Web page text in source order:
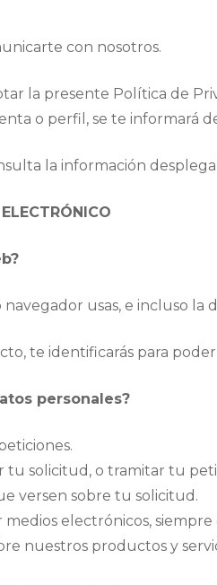
con nosotros.
la presente Política de
o perfil, se te informará
la información
usas, e incluso la
te identificarás para
personales?
tu solicitud, o tramitar tu
versen sobre tu solicitud.
electrónicos,
nuestros productos y